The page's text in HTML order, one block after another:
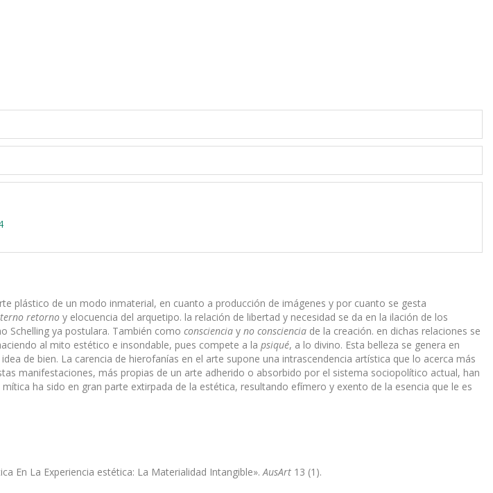
plástico de un modo inmaterial, en cuanto a producción de imágenes y por cuanto se gesta
retorno y elocuencia del arquetipo. la relación de libertad y necesidad se da en la ilación de los
Schelling ya postulara. También como consciencia y no consciencia de la creación. en dichas relaciones se
al mito estético e insondable, pues compete a la psiqué, a lo divino. Esta belleza se genera en
de bien. La carencia de hierofanías en el arte supone una intrascendencia artística que lo acerca más
manifestaciones, más propias de un arte adherido o absorbido por el sistema sociopolítico actual, han
ha sido en gran parte extirpada de la estética, resultando efímero y exento de la esencia que le es
En La Experiencia estética: La Materialidad Intangible».AusArt 13 (1).